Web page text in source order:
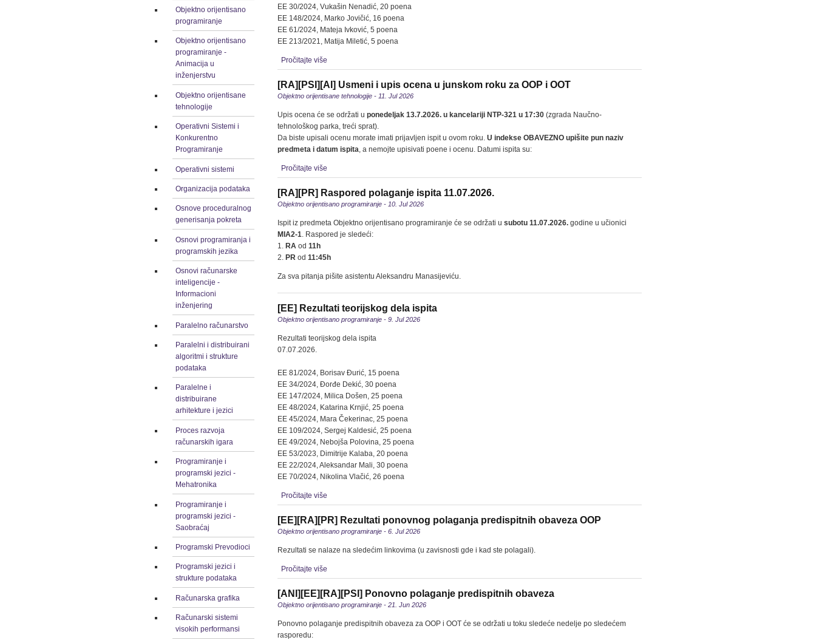
Objektno orijentisano
programiranje
Objektno orijentisano
programiranje -
Animacija u
inženjerstvu
Objektno orijentisane
tehnologije
Operativni Sistemi i
Konkurentno
Programiranje
Operativni sistemi
Organizacija podataka
Osnove proceduralnog
generisanja pokreta
Osnovi programiranja i
programskih jezika
Osnovi računarske
inteligencije -
Informacioni
inženjering
Paralelno računarstvo
Paralelni i distribuirani
algoritmi i strukture
podataka
Paralelne i
distribuirane
arhitekture i jezici
Proces razvoja
računarskih igara
Programiranje i
programski jezici -
Mehatronika
Programiranje i
programski jezici -
Saobraćaj
Programski Prevodioci
Programski jezici i
strukture podataka
Računarska grafika
Računarski sistemi
visokih performansi
EE 30/2024, Vukašin Nenadić, 20 poena
EE 148/2024, Marko Jovičić, 16 poena
EE 61/2024, Mateja Ivković, 5 poena
EE 213/2021, Matija Miletić, 5 poena
Pročitajte više
[RA][PSI][AI] Usmeni i upis ocena u junskom roku za OOP i OOT
Objektno orijentisane tehnologije - 11. Jul 2026
Upis ocena će se održati u ponedeljak 13.7.2026. u kancelariji NTP-321 u 17:30 (zgrada Naučno-
tehnološkog parka, treći sprat).
Da biste upisali ocenu morate imati prijavljen ispit u ovom roku. U indekse OBAVEZNO upišite pun naziv
predmeta i datum ispita, a nemojte upisivati poene i ocenu. Datumi ispita su:
Pročitajte više
[RA][PR] Raspored polaganje ispita 11.07.2026.
Objektno orijentisano programiranje - 10. Jul 2026
Ispit iz predmeta Objektno orijentisano programiranje će se održati u subotu 11.07.2026. godine u učionici
MIA2-1. Raspored je sledeći:
1. RA od 11h
2. PR od 11:45h
Za sva pitanja pišite asistentu Aleksandru Manasijeviću.
[EE] Rezultati teorijskog dela ispita
Objektno orijentisano programiranje - 9. Jul 2026
Rezultati teorijskog dela ispita
07.07.2026.
EE 81/2024, Borisav Đurić, 15 poena
EE 34/2024, Đorđe Dekić, 30 poena
EE 147/2024, Milica Došen, 25 poena
EE 48/2024, Katarina Krnjić, 25 poena
EE 45/2024, Mara Čekerinac, 25 poena
EE 109/2024, Sergej Kaldesić, 25 poena
EE 49/2024, Nebojša Polovina, 25 poena
EE 53/2023, Dimitrije Kalaba, 20 poena
EE 22/2024, Aleksandar Mali, 30 poena
EE 70/2024, Nikolina Vlačić, 26 poena
Pročitajte više
[EE][RA][PR] Rezultati ponovnog polaganja predispitnih obaveza OOP
Objektno orijentisano programiranje - 6. Jul 2026
Rezultati se nalaze na sledećim linkovima (u zavisnosti gde i kad ste polagali).
Pročitajte više
[ANI][EE][RA][PSI] Ponovno polaganje predispitnih obaveza
Objektno orijentisano programiranje - 21. Jun 2026
Ponovno polaganje predispitnih obaveza za OOP i OOT će se održati u toku sledeće nedelje po sledećem
rasporedu: